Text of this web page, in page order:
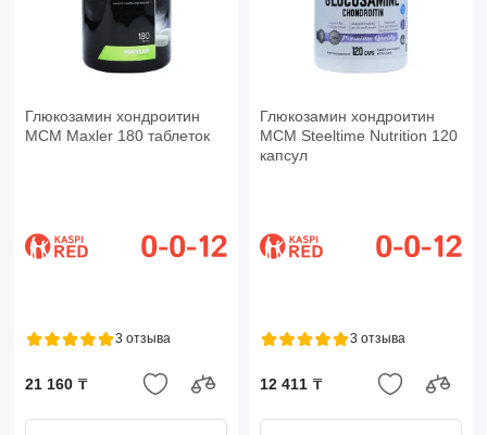
Глюкозамин хондроитин
МСМ Maxler 180 таблеток
3 отзыва
21 160 ₸
Глюкозамин хондроитин
МСМ Steeltime Nutrition 120
капсул
3 отзыва
12 411 ₸